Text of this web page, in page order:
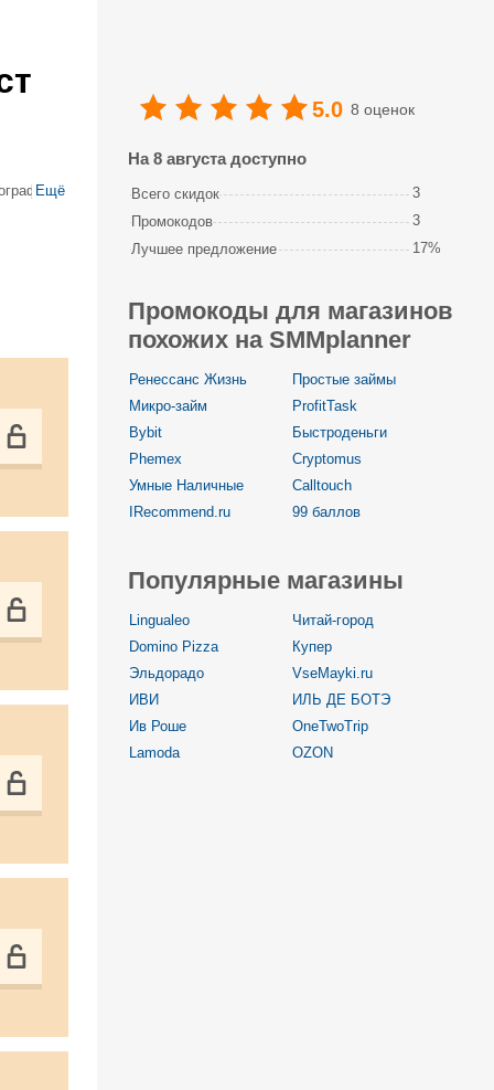
Ещё
5.0 8 оценок
На 8 августа доступно
Всего скидок
3
Промокодов
3
Лучшее предложение
17%
Промокоды для магазинов
похожих на SMMplanner
Ренессанс Жизнь
Простые займы
Микро-займ
ProfitTask
Bybit
Быстроденьги
Phemex
Cryptomus
Умные Наличные
Calltouch
IRecommend.ru
99 баллов
Популярные магазины
Lingualeo
Читай-город
Domino Pizza
Купер
Эльдорадо
VseMayki.ru
ИВИ
ИЛЬ ДЕ БОТЭ
Ив Роше
OneTwoTrip
Lamoda
OZON